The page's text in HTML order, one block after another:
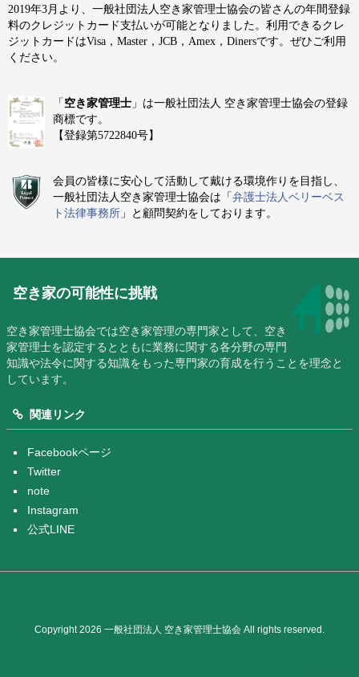
2019年3月より、一般社団法人空き家管理士協会の皆さんの年間登録
料のクレジットカード支払いが可能となりました。利用できるクレ
ジットカードはVisa，Master，JCB，Amex，Dinersです。ぜひご利用
ください。
「 空き家管理士 」は一般社団法人 空き家管理士協会の登録
商標です。
【登録第5722840号】
会員の皆様に安心して活動して戴ける環境作りを目指し、
一般社団法人空き家管理士協会は「弁護士法人ベリーベス
ト法律事務所 」と顧問契約をしております。
空き家の可能性に挑戦
空き家管理士協会では空き家管理の専門家として、空き
家管理士を認定するとともに業務に関する各分野の専門
知識や法令に関する知識をもった専門家の育成を行うことを理念と
しています。
関連リンク
Facebookページ
Twitter
note
Instagram
公式LINE
Copyright 2026 一般社団法人 空き家管理士協会 All rights reserved.